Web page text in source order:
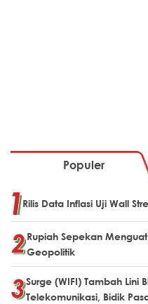
Populer
Rilis Data Inflasi Uji Wall
Rupiah Sepekan
Geopolitik
Surge (WIFI) Tambah Lini
Telekomunikasi, Bidik